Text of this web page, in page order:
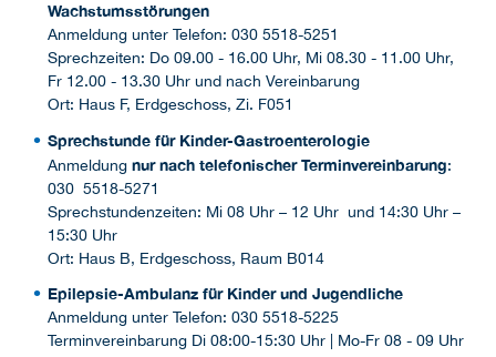
Wachstumsstörungen
Anmeldung unter Telefon: 030 5518-5251
Sprechzeiten: Do 09.00 - 16.00 Uhr, Mi 08.30 - 11.00 Uhr,
Fr 12.00 - 13.30 Uhr und nach Vereinbarung
Ort: Haus F, Erdgeschoss, Zi. F051
Sprechstunde für Kinder-Gastroenterologie
Anmeldung nur nach telefonischer Terminvereinbarung:
030 5518-5271
Sprechstundenzeiten: Mi 08 Uhr – 12 Uhr und 14:30 Uhr –
15:30 Uhr
Ort: Haus B, Erdgeschoss, Raum B014
Epilepsie-Ambulanz für Kinder und Jugendliche
Anmeldung unter Telefon: 030 5518-5225
Terminvereinbarung Di 08:00-15:30 Uhr | Mo-Fr 08 - 09 Uhr